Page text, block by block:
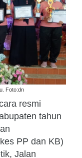
Foto:dn
resmi
tahun
PP dan KB)
Jalan